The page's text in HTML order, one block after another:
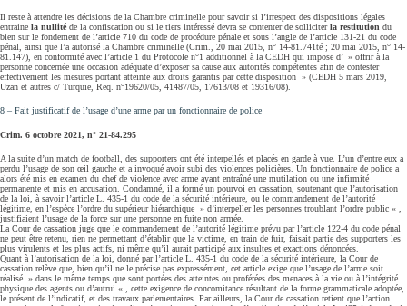
Il reste à attendre les décisions de la Chambre criminelle pour savoir si l’irrespect des dispositions légales
entraine la nullité de la confiscation ou si le tiers intéressé devra se contenter de solliciterla restitution du
bien sur le fondement de l’article 710 du code de procédure pénale et sous l’angle de l’article 131-21 du code
pénal, ainsi que l’a autorisé la Chambre criminelle (Crim., 20 mai 2015, n° 14-81.741té ; 20 mai 2015, n° 14-
81.147), en conformité avec l’article 1 du Protocole n°1 additionnel à la CEDH qui impose d’ » offrir à la
personne concernée une occasion adéquate d’exposer sa cause aux autorités compétentes afin de contester
effectivement les mesures portant atteinte aux droits garantis par cette disposition » (CEDH 5 mars 2019,
Uzan et autres c/ Turquie, Req. n°19620/05, 41487/05, 17613/08 et 19316/08).
8 – Fait justificatif de l’usage d’une arme par un fonctionnaire de police
Crim. 6 octobre 2021, n° 21-84.295
A la suite d’un match de football, des supporters ont été interpellés et placés en garde à vue. L’un d’entre eux a
perdu l’usage de son œil gauche et a invoqué avoir subi des violences policières. Un fonctionnaire de police a
alors été mis en examen du chef de violence avec arme ayant entraîné une mutilation ou une infirmité
permanente et mis en accusation. Condamné, il a formé un pourvoi en cassation, soutenant que l’autorisation
de la loi, à savoir l’article L. 435-1 du code de la sécurité intérieure, ou le commandement de l’autorité
légitime, en l’espèce l’ordre du supérieur hiérarchique » d’interpeller les personnes troublant l’ordre public « ,
justifiaient l’usage de la force sur une personne en fuite non armée.
La Cour de cassation juge que le commandement de l’autorité légitime prévu par l’article 122-4 du code pénal
ne peut être retenu, rien ne permettant d’établir que la victime, en train de fuir, faisait partie des supporters les
plus virulents et les plus actifs, ni même qu’il aurait participé aux insultes et exactions dénoncées.
Quant à l’autorisation de la loi, donné par l’article L. 435-1 du code de la sécurité intérieure, la Cour de
cassation relève que, bien qu’il ne le précise pas expressément, cet article exige que l’usage de l’arme soit
réalisé » dans le même temps que sont portées des atteintes ou proférées des menaces à la vie ou à l’intégrité
physique des agents ou d’autrui « , cette exigence de concomitance résultant de la forme grammaticale adoptée,
le présent de l’indicatif, et des travaux parlementaires. Par ailleurs, la Cour de cassation retient que l’action